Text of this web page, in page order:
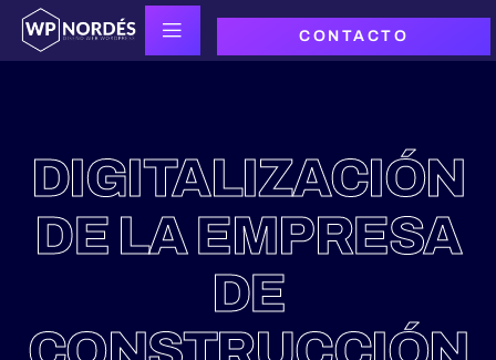
CONTACTO
DIGITALIZACIÓN
DE LA EMPRESA
DE